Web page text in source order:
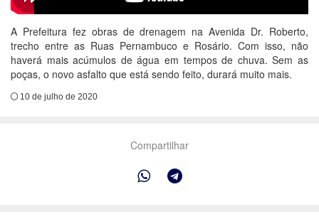
A Prefeitura fez obras de drenagem na Avenida Dr. Roberto,
trecho entre as Ruas Pernambuco e Rosário. Com isso, não
haverá mais acúmulos de água em tempos de chuva. Sem as
poças, o novo asfalto que está sendo feito, durará muito mais.
10 de julho de 2020
Compartilhar